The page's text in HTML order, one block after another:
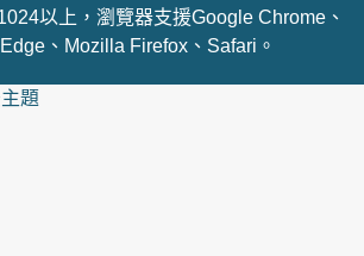
以上，瀏覽器支援Google Chrome、
、Mozilla Firefox、Safari。
題